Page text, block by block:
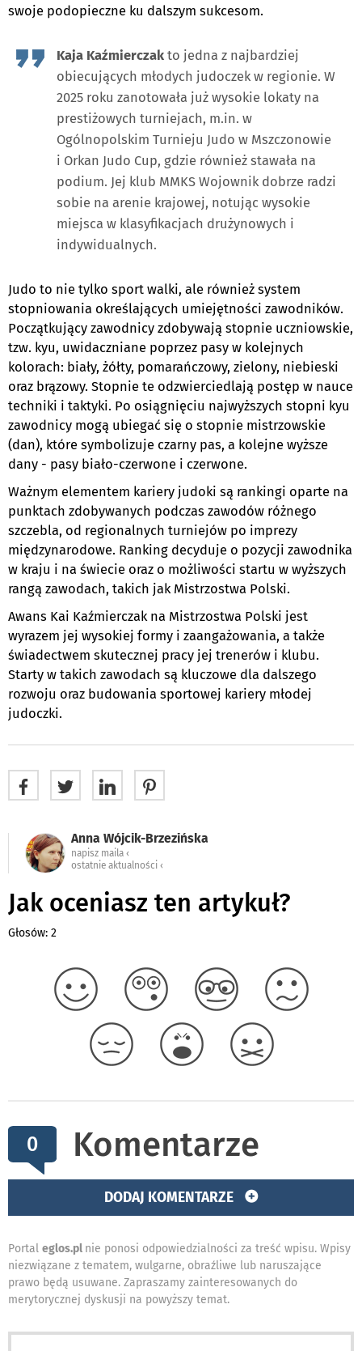
swoje podopieczne ku dalszym sukcesom.
Kaja Kaźmierczak to jedna z najbardziej
obiecujących młodych judoczek w regionie. W
2025 roku zanotowała już wysokie lokaty na
prestiżowych turniejach, m.in. w
Ogólnopolskim Turnieju Judo w Mszczonowie
i Orkan Judo Cup, gdzie również stawała na
podium. Jej klub MMKS Wojownik dobrze radzi
sobie na arenie krajowej, notując wysokie
miejsca w klasyfikacjach drużynowych i
indywidualnych.
Judo to nie tylko sport walki, ale również system
stopniowania określających umiejętności zawodników.
Początkujący zawodnicy zdobywają stopnie uczniowskie,
tzw. kyu, uwidaczniane poprzez pasy w kolejnych
kolorach: biały, żółty, pomarańczowy, zielony, niebieski
oraz brązowy. Stopnie te odzwierciedlają postęp w nauce
techniki i taktyki. Po osiągnięciu najwyższych stopni kyu
zawodnicy mogą ubiegać się o stopnie mistrzowskie
(dan), które symbolizuje czarny pas, a kolejne wyższe
dany - pasy biało-czerwone i czerwone.
Ważnym elementem kariery judoki są rankingi oparte na
punktach zdobywanych podczas zawodów różnego
szczebla, od regionalnych turniejów po imprezy
międzynarodowe. Ranking decyduje o pozycji zawodnika
w kraju i na świecie oraz o możliwości startu w wyższych
rangą zawodach, takich jak Mistrzostwa Polski.
Awans Kai Kaźmierczak na Mistrzostwa Polski jest
wyrazem jej wysokiej formy i zaangażowania, a także
świadectwem skutecznej pracy jej trenerów i klubu.
Starty w takich zawodach są kluczowe dla dalszego
rozwoju oraz budowania sportowej kariery młodej
judoczki.
Anna Wójcik-Brzezińska
napisz maila ‹
ostatnie aktualności ‹
Jak oceniasz ten artykuł?
Głosów: 2
0 Komentarze
DODAJ KOMENTARZE
Portal eglos.pl nie ponosi odpowiedzialności za treść wpisu. Wpisy
niezwiązane z tematem, wulgarne, obraźliwe lub naruszające
prawo będą usuwane. Zapraszamy zainteresowanych do
merytorycznej dyskusji na powyższy temat.